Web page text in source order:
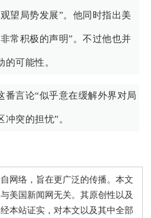
望局势发展”。他同时指出美
常积极的声明”。不过他也并
可能性。
番言论“似乎意在缓解外界对局
突的担忧”。
络，旨在更广泛的传播。本文
美国新闻网无关。其原创性以及
本站证实，对本文以及其中全部